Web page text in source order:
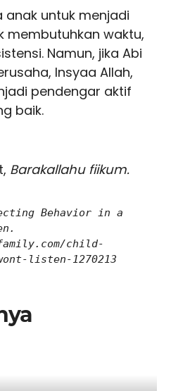
anak untuk menjadi
membutuhkan waktu,
Namun, jika Abi
Insyaa Allah,
pendengar aktif
baik.
Barakallahu fiikum.
Behavior in a
child-
listen-1270213